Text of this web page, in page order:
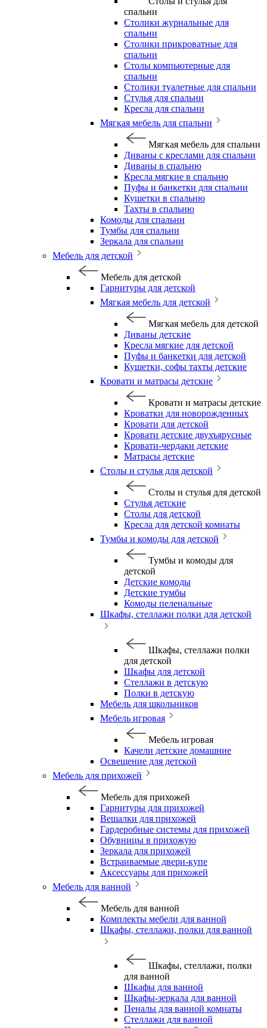
спальни
Столики журнальные для
спальни
Столики прикроватные для
спальни
Столы компьютерные для
спальни
Столики туалетные для спальни
Стулья для спальни
Кресла для спальни
Мягкая мебель для спальни
Мягкая мебель для спальни
Диваны с креслами для спальни
Диваны в спальню
Кресла мягкие в спальню
Пуфы и банкетки для спальни
Кушетки в спальню
Тахты в спальню
Комоды для спальни
Тумбы для спальни
Зеркала для спальни
Мебель для детской
Мебель для детской
Гарнитуры для детской
Мягкая мебель для детской
Мягкая мебель для детской
Диваны детские
Кресла мягкие для детской
Пуфы и банкетки для детской
Кушетки, софы тахты детские
Кровати и матрасы детские
Кровати и матрасы детские
Кроватки для новорожденных
Кровати для детской
Кровати детские двухъярусные
Кровати-чердаки детские
Матрасы детские
Столы и стулья для детской
Столы и стулья для детской
Стулья детские
Столы для детской
Кресла для детской комнаты
Тумбы и комоды для детской
Тумбы и комоды для
детской
Детские комоды
Детские тумбы
Комоды пеленальные
Шкафы, стеллажи полки для детской
Шкафы, стеллажи полки
для детской
Шкафы для детской
Стеллажи в детскую
Полки в детскую
Мебель для школьников
Мебель игровая
Мебель игровая
Качели детские домашние
Освещение для детской
Мебель для прихожей
Мебель для прихожей
Гарнитуры для прихожей
Вешалки для прихожей
Гардеробные системы для прихожей
Обувницы в прихожую
Зеркала для прихожей
Встраиваемые двери-купе
Аксессуары для прихожей
Мебель для ванной
Мебель для ванной
Комплекты мебели для ванной
Шкафы, стеллажи, полки для ванной
Шкафы, стеллажи, полки
для ванной
Шкафы для ванной
Шкафы-зеркала для ванной
Пеналы для ванной комнаты
Стеллажи для ванной